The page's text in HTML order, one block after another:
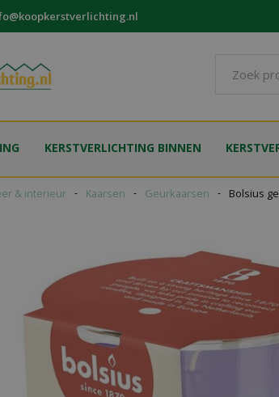
& interieur Kaarsen Geurkaarsen Bolsius
KERSTVERLICHTING BINNEN